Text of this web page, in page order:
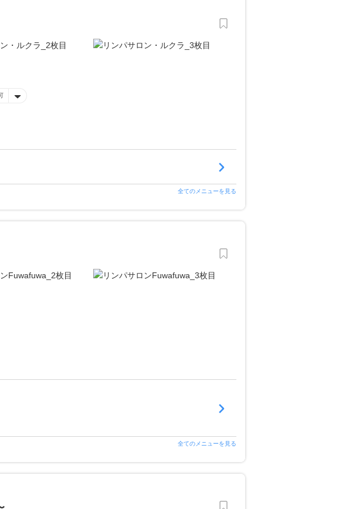
全てのメニューを見る
全てのメニューを見る